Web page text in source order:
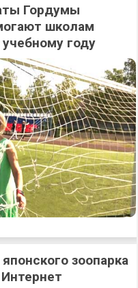
Гордумы
школам
году
зоопарка